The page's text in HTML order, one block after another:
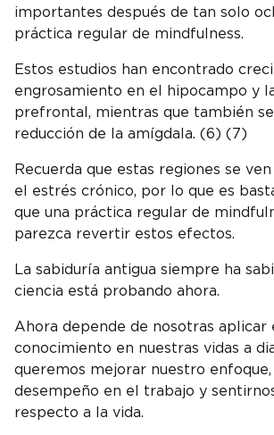
importantes después de tan solo
práctica regular de mindfulness.
Estos estudios han encontrado
engrosamiento en el hipocampo y
prefrontal, mientras que también
reducción de la amígdala. (6) (7)
Recuerda que estas regiones se
el estrés crónico, por lo que es
que una práctica regular de
parezca revertir estos efectos.
La sabiduría antigua siempre ha
ciencia está probando ahora.
Ahora depende de nosotras aplicar
conocimiento en nuestras vidas a
queremos mejorar nuestro
desempeño en el trabajo y
respecto a la vida.